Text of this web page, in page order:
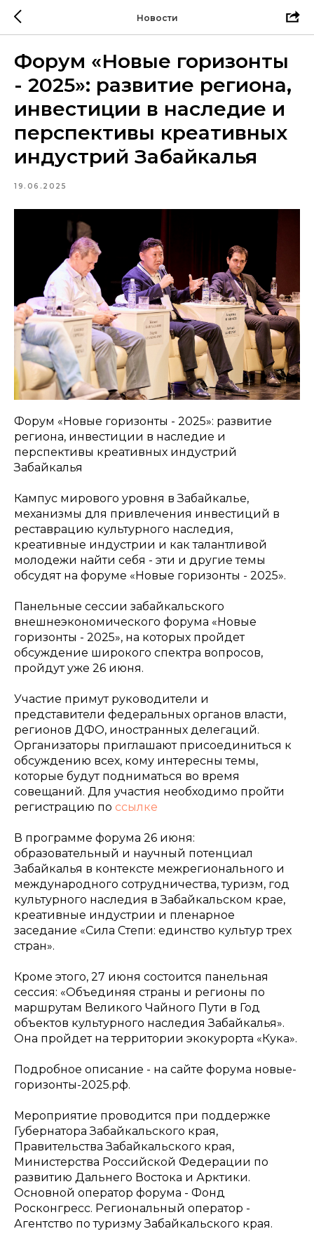
Новости
Форум «Новые горизонты
- 2025»: развитие региона,
инвестиции в наследие и
перспективы креативных
индустрий Забайкалья
19.06.2025
Форум «Новые горизонты - 2025»: развитие
региона, инвестиции в наследие и
перспективы креативных индустрий
Забайкалья
Кампус мирового уровня в Забайкалье,
механизмы для привлечения инвестиций в
реставрацию культурного наследия,
креативные индустрии и как талантливой
молодежи найти себя - эти и другие темы
обсудят на форуме «Новые горизонты - 2025».
Панельные сессии забайкальского
внешнеэкономического форума «Новые
горизонты - 2025», на которых пройдет
обсуждение широкого спектра вопросов,
пройдут уже 26 июня.
Участие примут руководители и
представители федеральных органов власти,
регионов ДФО, иностранных делегаций.
Организаторы приглашают присоединиться к
обсуждению всех, кому интересны темы,
которые будут подниматься во время
совещаний. Для участия необходимо пройти
регистрацию по ссылке
В программе форума 26 июня:
образовательный и научный потенциал
Забайкалья в контексте межрегионального и
международного сотрудничества, туризм, год
культурного наследия в Забайкальском крае,
креативные индустрии и пленарное
заседание «Сила Степи: единство культур трех
стран».
Кроме этого, 27 июня состоится панельная
сессия: «Объединяя страны и регионы по
маршрутам Великого Чайного Пути в Год
объектов культурного наследия Забайкалья».
Она пройдет на территории экокурорта «Кука».
Подробное описание - на сайте форума новые-
горизонты-2025.рф.
Мероприятие проводится при поддержке
Губернатора Забайкальского края,
Правительства Забайкальского края,
Министерства Российской Федерации по
развитию Дальнего Востока и Арктики.
Основной оператор форума - Фонд
Росконгресс. Региональный оператор -
Агентство по туризму Забайкальского края.